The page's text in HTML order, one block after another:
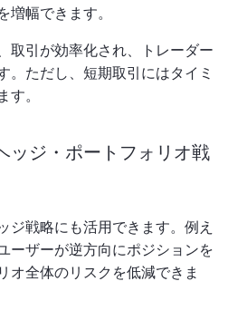
増幅できます。
取引が効率化され、トレーダー
。ただし、短期取引にはタイミ
。
ッジ・ポートフォリオ戦
ジ戦略にも活用できます。例え
ーザーが逆方向にポジションを
オ全体のリスクを低減できま